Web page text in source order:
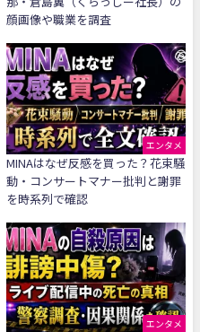
顔画像や職業を調査
エンタメ
MINAはなぜ反感を買った？花束騒
動・コンサートマナー批判と謝罪
を時系列で確認
エンタメ